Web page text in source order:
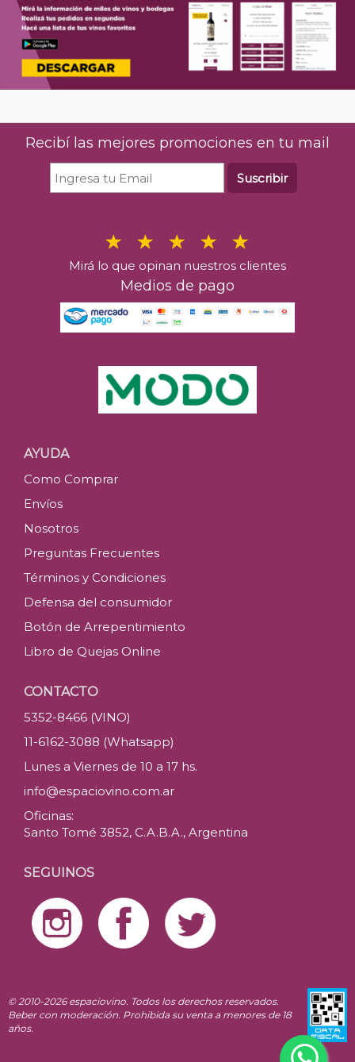
Recibí las mejores promociones en tu mail
Suscribir
Mirá lo que opinan nuestros clientes
Medios de pago
AYUDA
Como Comprar
Envíos
Nosotros
Preguntas Frecuentes
Términos y Condiciones
Defensa del consumidor
Botón de Arrepentimiento
Libro de Quejas Online
CONTACTO
5352-8466 (VINO)
11-6162-3088 (Whatsapp)
Lunes a Viernes de 10 a 17 hs.
info@espaciovino.com.ar
Oficinas:
Santo Tomé 3852, C.A.B.A., Argentina
SEGUINOS
© 2010-2026 espaciovino. Todos los derechos reservados.
Beber con moderación. Prohibida su venta a menores de 18
años.